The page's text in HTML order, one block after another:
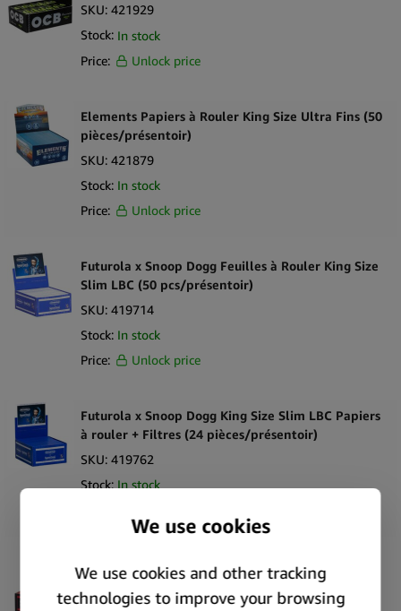
SKU: 421929
Stock: In stock
Price:
Unlock price
Elements Papiers à Rouler King Size Ultra Fins (50
pièces/présentoir)
SKU: 421879
Stock: In stock
Price:
Unlock price
Futurola x Snoop Dogg Feuilles à Rouler King Size
Slim LBC (50 pcs/présentoir)
SKU: 419714
Stock: In stock
Price:
Unlock price
Futurola x Snoop Dogg King Size Slim LBC Papiers
à rouler + Filtres (24 pièces/présentoir)
SKU: 419762
Stock: In stock
Futurola x Tyson 2.0 Papiers à rouler King Size +
Filtres (24 pièces/présentoir)